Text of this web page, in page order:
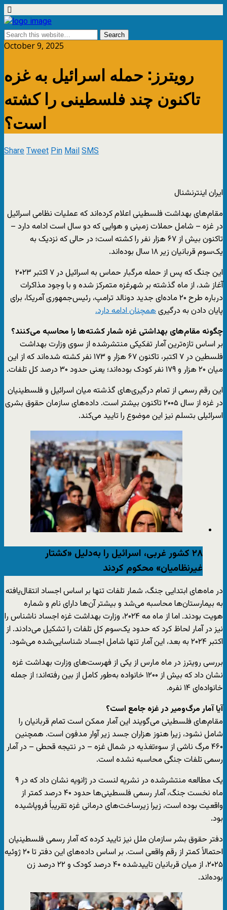
October 9, 2025
رویترز: حمله اسرائیل به غزه
تاکنون چند فلسطینی را کشته
است؟
ShareTweetPinMailSMS
ایران اینترنشنال
مقام‌های بهداشت فلسطینی اعلام کرده‌اند که عملیات نظامی اسرائیل
در غزه – شامل حملات زمینی و هوایی که دو سال است ادامه دارد –
تاکنون بیش از ۶۷ هزار نفر را کشته است؛ در حالی که نزدیک به
یک‌سوم قربانیان زیر ۱۸ سال بوده‌اند.
این جنگ که پس از حمله مرگبار حماس به اسرائیل در ۷ اکتبر ۲۰۲۳
آغاز شد، از ماه گذشته بر شهرغزه‌ متمرکز شده و با وجود مذاکرات
درباره طرح ۲۰ ماده‌ای جدید دونالد ترامپ، رئیس‌جمهوری آمریکا، برای
پایان دادن به درگیریهمچنان ادامه دارد.
چگونه مقام‌های بهداشتی غزه شمار کشته‌ها را محاسبه می‌کنند؟
بر اساس تازه‌ترین آمار تفکیکی منتشرشده از سوی وزارت بهداشت
فلسطین در ۷ اکتبر، تاکنون ۶۷ هزار و ۱۷۳ نفر کشته شده‌اند که از این
میان ۲۰ هزار و ۱۷۹ نفر کودک بوده‌اند؛ یعنی حدود ۳۰ درصد کل تلفات.
این رقم رسمی از تمام درگیری‌های گذشته میان اسرائیل و فلسطینیان
در غزه از سال ۲۰۰۵ تاکنون بیشتر است. داده‌های سازمان حقوق بشری
اسرائیلی بتسلم نیز این موضوع را تایید می‌کند.
۲۸ کشور غربی، اسرائیل را به‌دلیل «کشتار
غیرنظامیان» محکوم کردند
در ماه‌های ابتدایی جنگ، شمار تلفات تنها بر اساس اجساد انتقال‌یافته
به بیمارستان‌ها محاسبه می‌شد و بیشتر آن‌ها دارای نام و شماره
هویت بودند. اما از ماه مه ۲۰۲۴، وزارت بهداشت غزه اجساد ناشناس را
نیز در آمار لحاظ کرد که حدود یک‌سوم کل تلفات را تشکیل می‌دادند. از
اکتبر ۲۰۲۴ به بعد، این آمار تنها شامل اجساد شناسایی‌شده می‌شود.
بررسی رویترز در ماه مارس از یکی از فهرست‌های وزارت بهداشت غزه
نشان داد که بیش از ۱۲۰۰ خانواده به‌طور کامل از بین رفته‌اند؛ از جمله
خانواده‌ای ۱۴ نفره.
آیا آمار مرگ‌ومیر در غزه جامع است؟
مقام‌های فلسطینی می‌گویند این آمار ممکن است تمام قربانیان را
شامل نشود، زیرا هنوز هزاران جسد زیر آوار مدفون است. همچنین
۴۶۰ مرگ ناشی از سوءتغذیه در شمال غزه – در نتیجه قحطی – در آمار
رسمی تلفات جنگی محاسبه نشده است.
یک مطالعه منتشرشده در نشریه لنست در ژانویه نشان داد که در ۹
ماه نخست جنگ، آمار رسمی فلسطینی‌ها حدود ۴۰ درصد کمتر از
واقعیت بوده است، زیرا زیرساخت‌های درمانی غزه تقریباً فروپاشیده
بود.
دفتر حقوق بشر سازمان ملل نیز تایید کرده که آمار رسمی فلسطینیان
احتمالاً کمتر از رقم واقعی است. بر اساس داده‌های این دفتر تا ۲۰ ژوئیه
۲۰۲۵، از میان قربانیان تاییدشده ۴۰ درصد کودک و ۲۲ درصد زن
بوده‌اند.